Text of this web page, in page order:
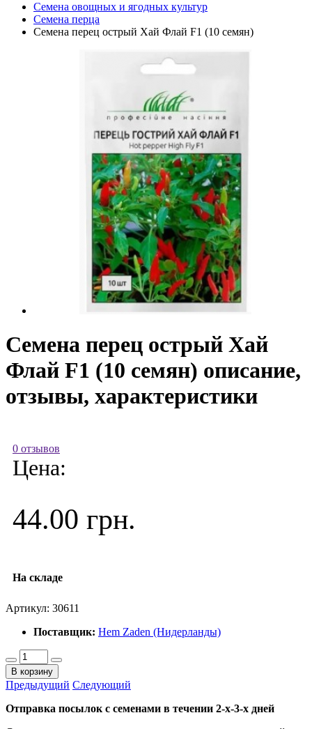
Семена овощных и ягодных культур
Семена перца
Семена перец острый Хай Флай F1 (10 семян)
Семена перец острый Хай
Флай F1 (10 семян) описание,
отзывы, характеристики
0 отзывов
Цена:
44.00 грн.
На складе
Артикул: 30611
Поставщик: Hem Zaden (Нидерланды)
В корзину
Предыдущий Следующий
Отправка посылок с семенами в течении 2-х-3-х дней